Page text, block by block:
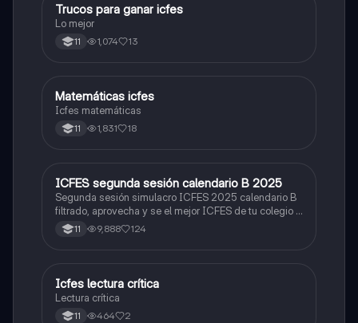
Química
Trucos para ganar icfes
Lo mejor
11 1,074 13
ICFES: Matemáticas
Matemáticas icfes
Icfes matemáticas
11 1,831 18
ICFES: Lectura Crítica
ICFES segunda sesión calendario B 2025
Segunda sesión simulacro ICFES 2025 calendario B
filtrado, aprovecha y se el mejor ICFES de tu colegio y
poder ingresar a universidad, y estudiar aquella
carrera con la que tanto sueñas.
11 9,888 124
Lengua Castellana
Icfes lectura crítica
Lectura crítica
11 464 2